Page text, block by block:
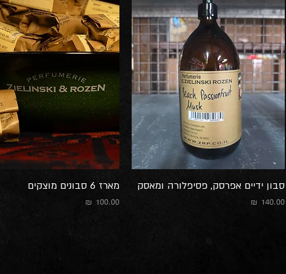
סבון ידיים אפרסק, פסיפלורה ומאסק
מחיר
מארז 6 סבונים מוצקים
מחיר‏100.00 ‏₪